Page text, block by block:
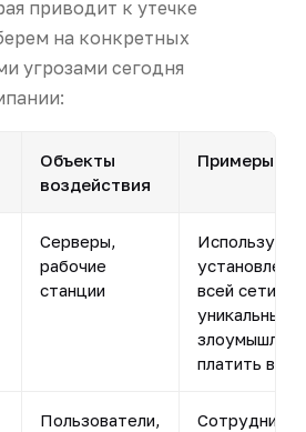
приводит к утечке
на конкретных
угрозами сегодня
Объекты
воздействия
Примеры
Серверы,
рабочие
станции
Использует
всей сети.
уникальные
платить
Пользователи,
Сотрудники